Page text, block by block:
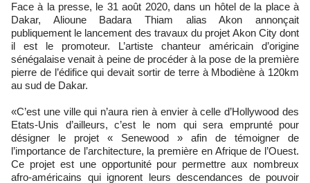
Face à la presse, le 31 août 2020, dans un hôtel de la place à
Dakar, Alioune Badara Thiam alias Akon annonçait
publiquement le lancement des travaux du projet Akon City dont
il est le promoteur. L’artiste chanteur américain d’origine
sénégalaise venait à peine de procéder à la pose de la première
pierre de l’édifice qui devait sortir de terre à Mbodiène à 120km
au sud de Dakar.
«C’est une ville qui n’aura rien à envier à celle d’Hollywood des
Etats-Unis d’ailleurs, c’est le nom qui sera emprunté pour
désigner le projet « Senewood » afin de témoigner de
l’importance de l’architecture, la première en Afrique de l’Ouest.
Ce projet est une opportunité pour permettre aux nombreux
afro-américains qui ignorent leurs descendances de pouvoir